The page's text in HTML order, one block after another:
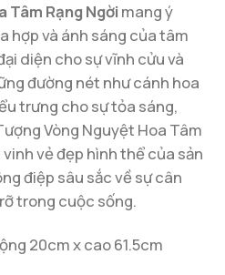
Tâm Rạng Ngời mang ý
hợp và ánh sáng của tâm
diện cho sự vĩnh cửu và
đường nét như cánh hoa
trưng cho sự tỏa sáng,
Vòng Nguyệt Hoa Tâm
vẻ đẹp hình thể của sản
điệp sâu sắc về sự cân
trong cuộc sống.
20cm x cao 61.5cm